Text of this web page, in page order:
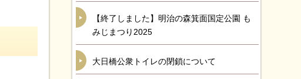
【終了しました】明治の森箕面国定公園 も
みじまつり2025
大日橋公衆トイレの閉鎖について